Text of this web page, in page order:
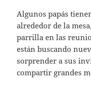
Algunos papás
alrededor de la
parrilla en las
están buscando
sorprender a sus
compartir grandes